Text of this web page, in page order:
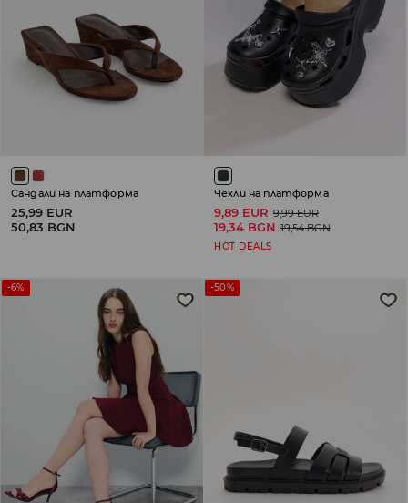
Сандали на платформа
25,99 EUR
50,83 BGN
Чехли на платформа
9,89 EUR 9,99 EUR
19,34 BGN 19,54 BGN
HOT DEALS
-6% -50%